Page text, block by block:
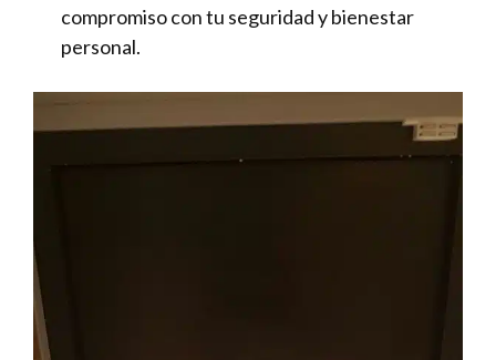
compromiso con tu seguridad y bienestar
personal.